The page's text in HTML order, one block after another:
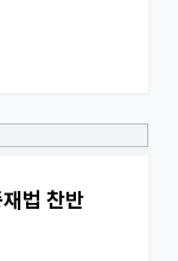
법 찬반